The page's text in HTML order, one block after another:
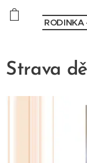
Strava